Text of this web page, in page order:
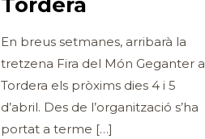
En breus setmanes, arribarà la
tretzena Fira del Món Geganter a
Tordera els pròxims dies 4 i 5
d’abril. Des de l’organització s’ha
portat a terme […]